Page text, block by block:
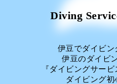
Diving
伊豆でダイビン
伊豆のダイビ
『ダイビングサー
ダイビング